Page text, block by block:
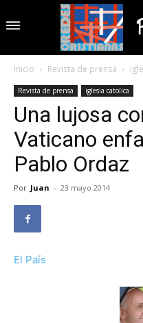
Inicio Revista de prensa
Revista de prensa iglesia catolica
Una lujosa
Vaticano
Pablo Ordaz
Por Juan - 23 mayo 2014
El País